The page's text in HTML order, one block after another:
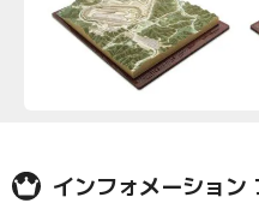
インフォメーション